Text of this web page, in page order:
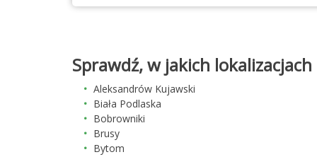
Sprawdź, w jakich
Aleksandrów Kujawski
Biała Podlaska
Bobrowniki
Brusy
Bytom